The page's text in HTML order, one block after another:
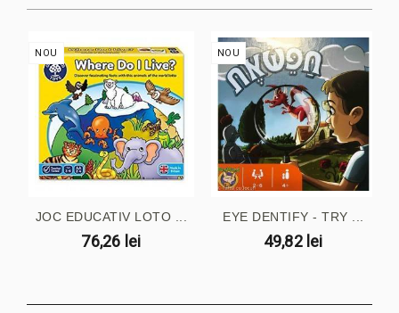
NOU
JOC EDUCATIV LOTO ...
76,26 lei
NOU
EYE DENTIFY - TRY ...
49,82 lei